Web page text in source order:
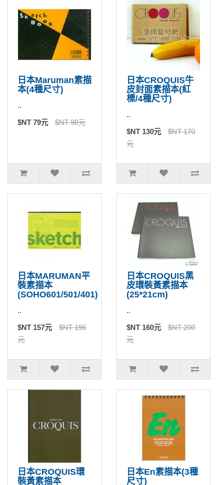
日本Maruman素描
本(4種尺寸)
..
$NT 79元 $NT 98元
日本CROQUIS牛
皮封面素描本(紅
標/4種尺寸)
..
$NT 130元
$NT 170
元
日本MARUMAN平
裝素描本
(SOHO601/501/401)
..
$NT 157元
$NT 196
元
日本CROQUIS黑
皮環裝黃素描本
(25*21cm)
..
$NT 160元
$NT 200
元
日本CROQUIS環
裝黃素描本
日本En素描本(3種
尺寸)